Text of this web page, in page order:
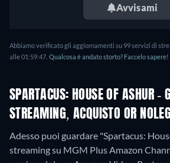
Avvisami
Abbiamo verificato gli aggiornamenti su 99servizi di
alle01:59:47 Qualcosa è andato storto? Faccelo sapere!
SPARTACUS: HOUSE OF ASHUR -
STREAMING, ACQUISTO OR
Adesso puoi guardare "Spartacus:
streaming su MGM Plus Amazon